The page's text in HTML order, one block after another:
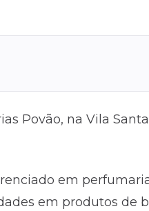
Povão, na Vila
em
em produtos de